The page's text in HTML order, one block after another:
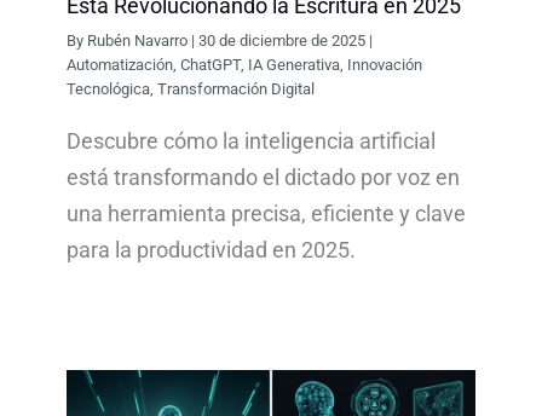
By Rubén Navarro |30 de diciembre de 2025 |
Automatización ,ChatGPT, IA Generativa Innovación
Tecnológica ,Transformación Digital
Descubre cómo la inteligencia artificial
está transformando el dictado por voz en
una herramienta precisa, eficiente y clave
para la productividad en 2025.